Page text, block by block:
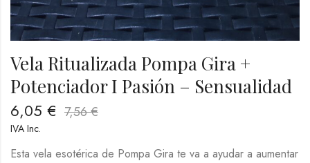
Vela Ritualizada Pompa Gira +
Potenciador I Pasión – Sensualidad
6,05 € 7,56€
IVA Inc.
Esta vela esotérica de Pompa Gira te va a ayudar a aumentar